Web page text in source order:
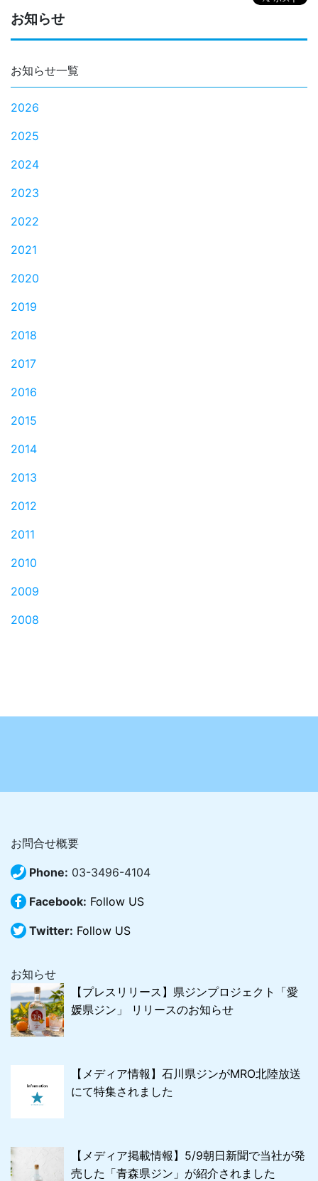
お知らせ
お知らせ一覧
2026
2025
2024
2023
2022
2021
2020
2019
2018
2017
2016
2015
2014
2013
2012
2011
2010
2009
2008
お問合せ概要
Phone: 03-3496-4104
Facebook: Follow US
Twitter: Follow US
お知らせ
【プレスリリース】県ジンプロジェクト「愛
媛県ジン」 リリースのお知らせ
【メディア情報】石川県ジンがMRO北陸放送
にて特集されました
【メディア掲載情報】5/9朝日新聞で当社が発
売した「青森県ジン」が紹介されました